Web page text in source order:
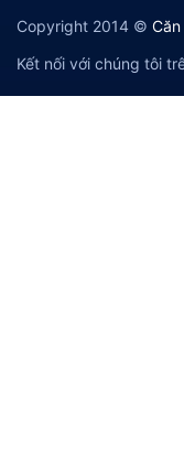
Copyright 2014 ©
Kết nối với chúng tôi